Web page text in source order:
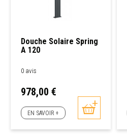
Douche Solaire Spring
A 120
0 avis
Prix
978,00 €
EN SAVOIR +